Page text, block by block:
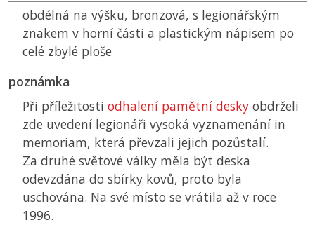
obdélná na výšku, bronzová, s legionářským
znakem v horní části a plastickým nápisem po
celé zbylé ploše
poznámka
Při příležitosti odhalení pamětní desky obdrželi
zde uvedení legionáři vysoká vyznamenání in
memoriam, která převzali jejich pozůstalí.
Za druhé světové války měla být deska
odevzdána do sbírky kovů, proto byla
uschována. Na své místo se vrátila až v roce
1996.